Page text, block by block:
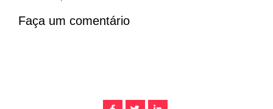
Faça um comentário